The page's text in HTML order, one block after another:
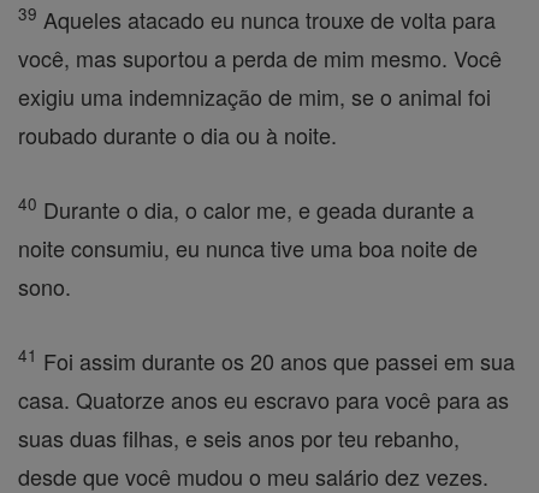
39 Aqueles atacado eu nunca trouxe de volta para
você, mas suportou a perda de mim mesmo. Você
exigiu uma indemnização de mim, se o animal foi
roubado durante o dia ou à noite.
40 Durante o dia, o calor me, e geada durante a
noite consumiu, eu nunca tive uma boa noite de
sono.
41 Foi assim durante os 20 anos que passei em sua
casa. Quatorze anos eu escravo para você para as
suas duas filhas, e seis anos por teu rebanho,
desde que você mudou o meu salário dez vezes.